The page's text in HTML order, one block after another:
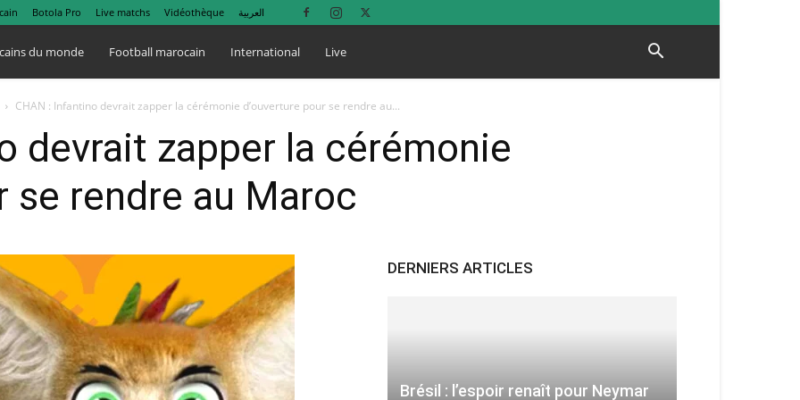
Botola Pro Live matchs Vidéothèque العربية
du monde Football marocain International Live
CHAN : Infantino devrait zapper la cérémonie d’ouverture pour se rendre au...
devrait zapper la cérémonie
se rendre au Maroc
DERNIERS ARTICLES
Brésil : l’espoir renaît pour Neymar